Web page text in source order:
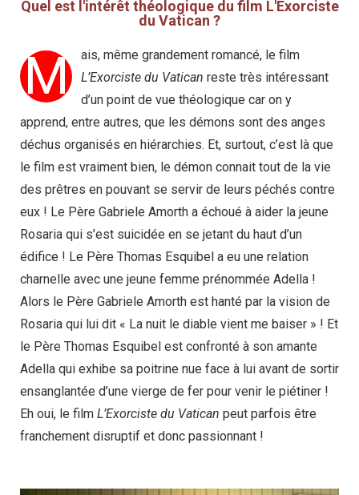
Quel est l'intérêt théologique du film L'Exorciste
du Vatican ?
M
ais, même grandement romancé, le film
L’Exorciste du Vatican reste très intéressant
d’un point de vue théologique car on y
apprend, entre autres, que les démons sont des anges
déchus organisés en hiérarchies. Et, surtout, c’est là que
le film est vraiment bien, le démon connait tout de la vie
des prêtres en pouvant se servir de leurs péchés contre
eux ! Le Père Gabriele Amorth a échoué à aider la jeune
Rosaria qui s’est suicidée en se jetant du haut d’un
édifice ! Le Père Thomas Esquibel a eu une relation
charnelle avec une jeune femme prénommée Adella !
Alors le Père Gabriele Amorth est hanté par la vision de
Rosaria qui lui dit « La nuit le diable vient me baiser » ! Et
le Père Thomas Esquibel est confronté à son amante
Adella qui exhibe sa poitrine nue face à lui avant de sortir
ensanglantée d’une vierge de fer pour venir le piétiner !
Eh oui, le film L’Exorciste du Vatican peut parfois être
franchement disruptif et donc passionnant !